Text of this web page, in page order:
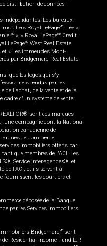
distribution de données
indépendantes. Les bureaux
Royal LePageMD
Ltée »,
MD », « Royal LePageMD
Credit
LePageMD West Real Estate
et « Les immeubles Mont-
par Bridgemarq Real Estate
que les logos qui s'y
rendus par les
de l'achat, de la vente et de la
cadre d'un système de vente
sont des marques
une compagnie dont la National
canadienne de
de commerce
immobiliers offerts par
que membres de l'ACI. Les
Service inter-agences®, et
de l'ACI, et ils servent à
fournissent les courtiers et
déposée de la Banque
par les Services immobiliers
BridgemarqMD
sont
Residential Income Fund L.P.